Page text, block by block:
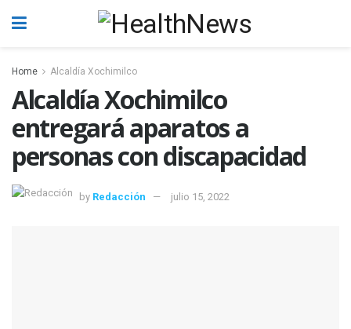
Home Alcaldía Xochimilco
Alcaldía Xochimilco
entregará aparatos a
personas con discapacidad
by Redacción julio 15, 2022